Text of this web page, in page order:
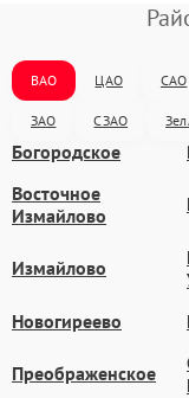
ВАО ЦАО САО
ЗАО СЗАО
Богородское
Восточное
Измайлово
Измайлово
Новогиреево
Преображенское